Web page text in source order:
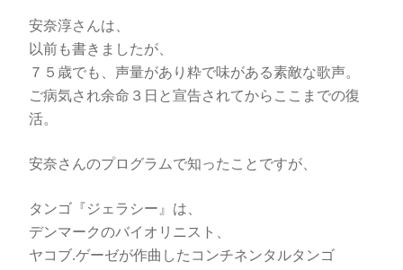
安奈淳さんは、
以前も書きましたが、
７５歳でも、声量があり粋で味がある素敵な歌声。
ご病気され余命３日と宣告されてからここまでの復
活。
安奈さんのプログラムで知ったことですが、
タンゴ『ジェラシー』は、
デンマークのバイオリニスト、
ヤコブ.ゲーゼが作曲したコンチネンタルタンゴ